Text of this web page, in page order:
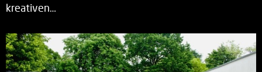
kreativen…